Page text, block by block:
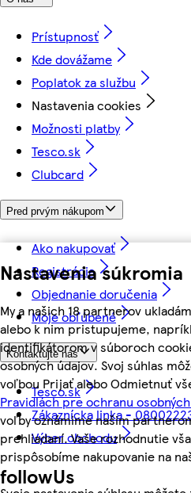
Nastavenia súkromia
My a našich 18 partnerov
alebo k nim pristupujeme,
identifikátorom v súboroch
osobných údajov. Svoj súhlas
voľbou Prijať alebo Odmietnuť
Pravidlách pre ochranu
voľby oznámime našim
prehliadaní. Vaše rozhodnutie
prispôsobíme nakupovanie na
Prístupnosť
Kde dovážame
Poplatok za službu
Nastavenia cookies
Možnosti platby
Tesco.sk
Clubcard
Pred prvým nákupom
Ako nakupovať
Registrácia
Objednanie doručenia
Moje obľúbené
Kontaktujte nás
Tesco.sk
Zákaznícka linka -
Výber obchodu
followUs